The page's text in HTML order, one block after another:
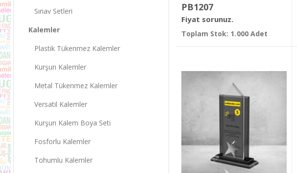
Sınav Setleri
Kalemler
Plastik Tükenmez Kalemler
Kurşun Kalemler
Metal Tükenmez Kalemler
Versatil Kalemler
Kurşun Kalem Boya Seti
Fosforlu Kalemler
Tohumlu Kalemler
PB1207
Fiyat sorunuz.
Toplam Stok: 1.000 Adet